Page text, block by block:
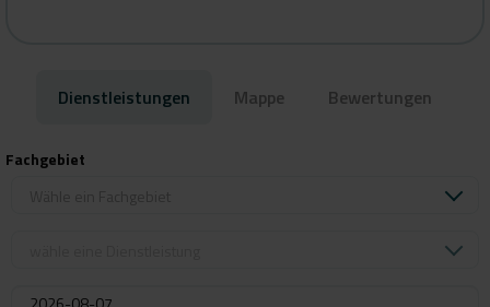
Dienstleistungen Mappe Bewertungen
Fachgebiet